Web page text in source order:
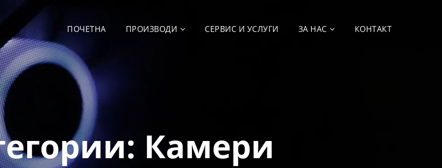
ПОЧЕТНА ПРОИЗВОДИ СЕРВИС И УСЛУГИ ЗА НАС КОНТАКТ
Камери